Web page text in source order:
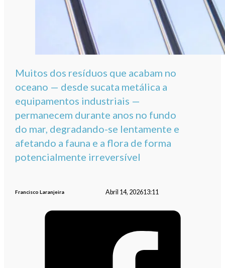
Muitos dos resíduos que acabam no
oceano — desde sucata metálica a
equipamentos industriais —
permanecem durante anos no fundo
do mar, degradando-se lentamente e
afetando a fauna e a flora de forma
potencialmente irreversível
Francisco Laranjeira Abril 14, 202613:11